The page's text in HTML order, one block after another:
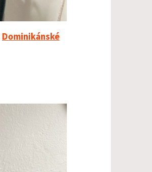
Dominikánské